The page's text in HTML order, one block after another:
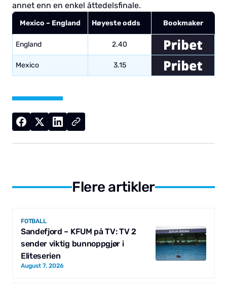
annet enn en enkel åttedelsfinale.
Mexico – England Høyeste odds Bookmaker
England 2.40
Mexico 3.15
Flere artikler
FOTBALL
Sandefjord – KFUM på TV: TV 2
sender viktig bunnoppgjør i
Eliteserien
August 7, 2026